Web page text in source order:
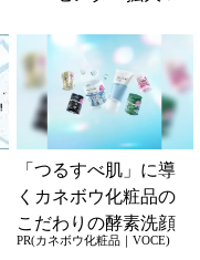
提供
「つるすべ肌」に導
くカネボウ化粧品の
こだわりの酵素洗顔
とは？
PR(カネボウ化粧品｜VOCE)